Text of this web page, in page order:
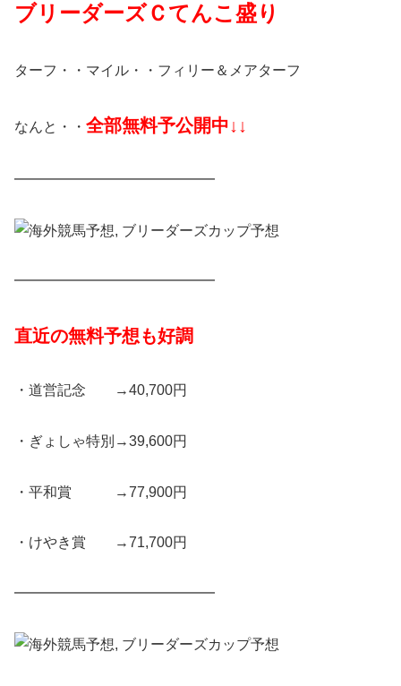
ブリーダーズＣてんこ盛り
ターフ・・マイル・・フィリー＆メアターフ
なんと・・ 全部無料予公開中↓↓
━━━━━━━━━━━━━━
━━━━━━━━━━━━━━
直近の無料予想も好調
・道営記念 →40,700円
・ぎょしゃ特別→39,600円
・平和賞 →77,900円
・けやき賞 →71,700円
━━━━━━━━━━━━━━